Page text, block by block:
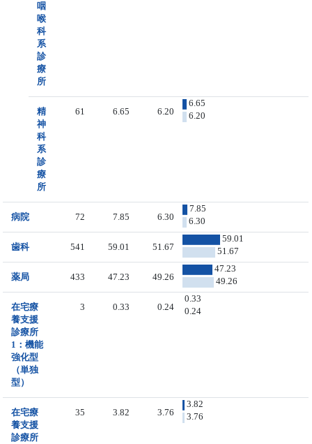
咽
喉
科
系
診
療
所
精
神
科
系
診
療
所
61 6.65 6.20
6.65
6.20
病院 72 7.85 6.30
7.85
6.30
歯科 541 59.01 51.67
59.01
51.67
薬局 433 47.23 49.26
47.23
49.26
在宅療
養支援
診療所
1：機能
強化型
（単独
型）
3 0.33 0.24
0.33
0.24
在宅療
養支援
診療所
35 3.82 3.76
3.82
3.76